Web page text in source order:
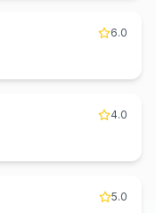
6.0
4.0
5.0